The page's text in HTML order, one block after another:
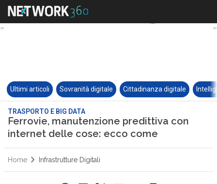
Ultimi articoli Sovranità digitale Cittadinanza digitale
TRASPORTO E BIG DATA
Ferrovie, manutenzione predittiva con
internet delle cose: ecco come
Home Infrastrutture Digitali